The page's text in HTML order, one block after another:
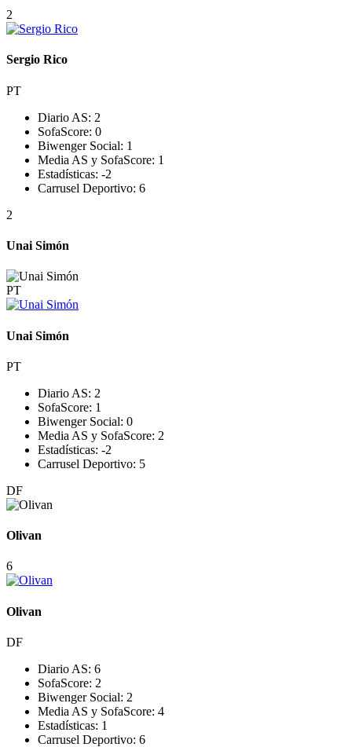
2
Sergio Rico
PT
Diario AS: 2
SofaScore: 0
Biwenger Social: 1
Media AS y SofaScore: 1
Estadísticas: -2
Carrusel Deportivo: 6
2
Unai Simón
PT
Unai Simón
PT
Diario AS: 2
SofaScore: 1
Biwenger Social: 0
Media AS y SofaScore: 2
Estadísticas: -2
Carrusel Deportivo: 5
DF
Olivan
6
Olivan
DF
Diario AS: 6
SofaScore: 2
Biwenger Social: 2
Media AS y SofaScore: 4
Estadísticas: 1
Carrusel Deportivo: 6